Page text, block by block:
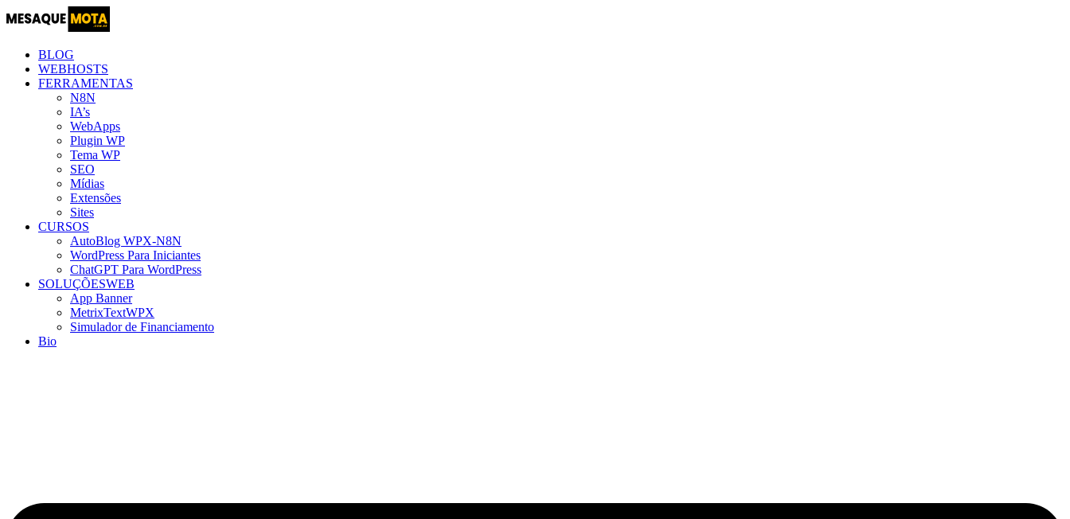
BLOG
WEBHOSTS
FERRAMENTAS
N8N
IA’s
WebApps
Plugin WP
Tema WP
SEO
Mídias
Extensões
Sites
CURSOS
AutoBlog WPX-N8N
WordPress Para Iniciantes
ChatGPT Para WordPress
SOLUÇÕESWEB
App Banner
MetrixTextWPX
Simulador de Financiamento
Bio